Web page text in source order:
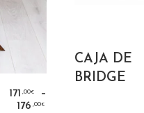
171 ,00€ –
176 ,00€
CAJA DE
BRIDGE